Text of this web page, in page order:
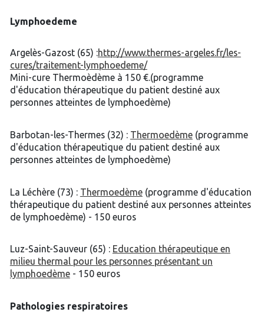
Lymphoedeme
Argelès-Gazost (65) :http://www.thermes-argeles.fr/les-
cures/traitement-lymphoedeme/
Mini-cure Thermoèdème à 150 €.(programme
d'éducation thérapeutique du patient destiné aux
personnes atteintes de lymphoedème)
Barbotan-les-Thermes (32) : Thermoedème(programme
d'éducation thérapeutique du patient destiné aux
personnes atteintes de lymphoedème)
La Léchère (73) : Thermoedème(programme d'éducation
thérapeutique du patient destiné aux personnes atteintes
de lymphoedème) - 150 euros
Luz-Saint-Sauveur (65) : Education thérapeutique en
milieu thermal pour les personnes présentant un
lymphoedème- 150 euros
Pathologies respiratoires